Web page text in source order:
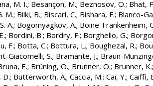
M. I.; Besançon, M.; Beznosov, O.; Bhat,
M.; Bilki, B.; Biscari, C.; Bishara, F.; Blanco-
A.; Bogomyagkov, A.; Boine-Frankenheim,
; Bordini, B.; Bordry, F.; Borghello, G.;
F.; Botta, C.; Bottura, L.; Boughezal, R.;
Giacomelli, S.; Bramante, J.; Braun-
E.; Brüning, O.; Brunner, O.; Brunner, K.
D.; Butterworth, A.; Caccia, M.; Cai, Y.; Caiffi,